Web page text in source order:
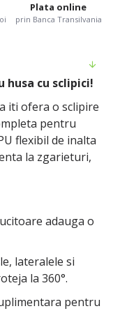
Plata online
prin Banca Transilvania
cu sclipici!
iti ofera o sclipire
pentru
flexibil de inalta
la zgarieturi,
adauga o
lateralele si
la 360°.
pentru